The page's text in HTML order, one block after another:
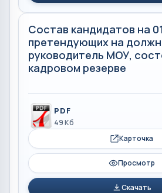
Состав кандидатов на
претендующих на
руководитель МОУ,
кадровом резерве
PDF
49 Кб
Карточка
Просмотр
Скачать